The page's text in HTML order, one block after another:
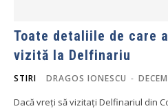
Toate detaliile de care
vizită la Delfinariu
STIRI DRAGOS IONESCU -
Dacă vreți să vizitați Delfinariul din